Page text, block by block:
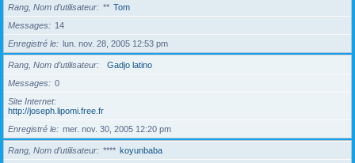
Rang, Nom d’utilisateur ** Tom
Messages
14
Enregistré le
lun. nov. 28, 2005 12:53 pm
Rang, Nom d’utilisateur
Gadjo latino
Messages
0
Site Internet
http://joseph.lipomi.free.fr
Enregistré le
mer. nov. 30, 2005 12:20 pm
Rang, Nom d’utilisateur **** koyunbaba